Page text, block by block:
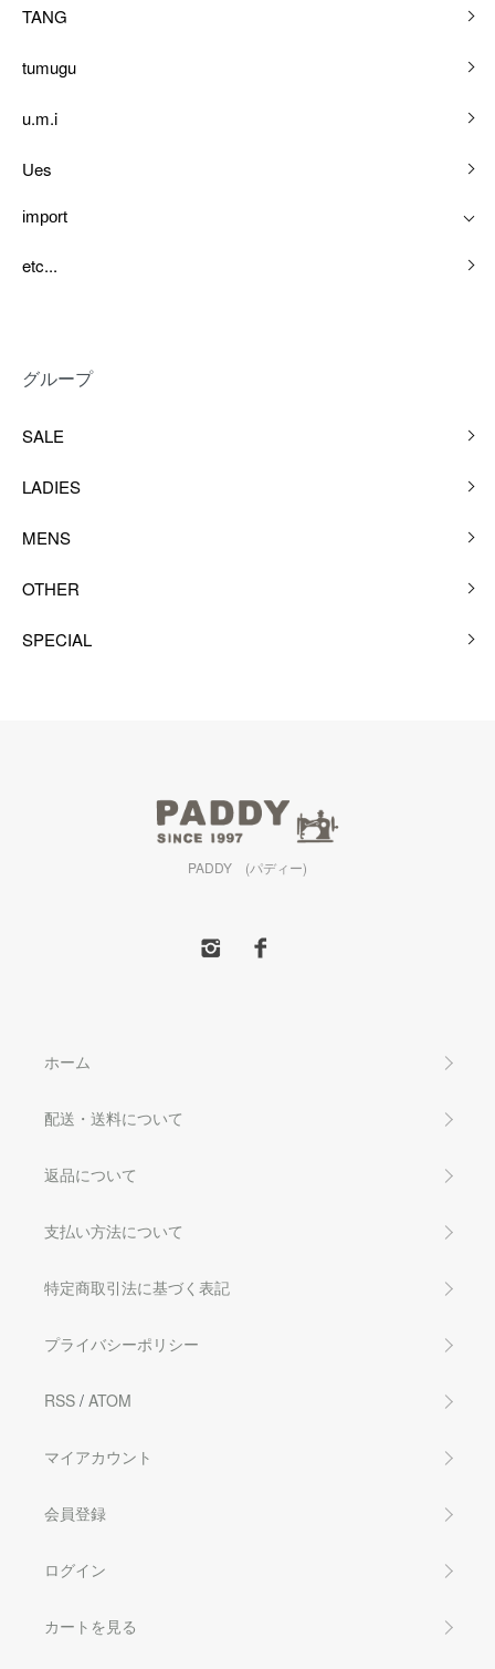
TANG
tumugu
u.m.i
Ues
import
etc...
グループ
SALE
LADIES
MENS
OTHER
SPECIAL
PADDY (パディー)
ホーム
配送・送料について
返品について
支払い方法について
特定商取引法に基づく表記
プライバシーポリシー
RSS / ATOM
マイアカウント
会員登録
ログイン
カートを見る